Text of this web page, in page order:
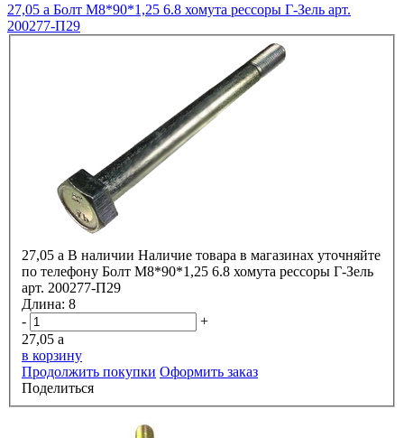
27,05 a Болт М8*90*1,25 6.8 хомута рессоры Г-Зель арт.
200277-П29
27,05 a В наличии Наличие товара в магазинах уточняйте
по телефону Болт М8*90*1,25 6.8 хомута рессоры Г-Зель
арт. 200277-П29
Длина: 8
-
+
27,05 a
в корзину
Продолжить покупки Оформить заказ
Поделиться